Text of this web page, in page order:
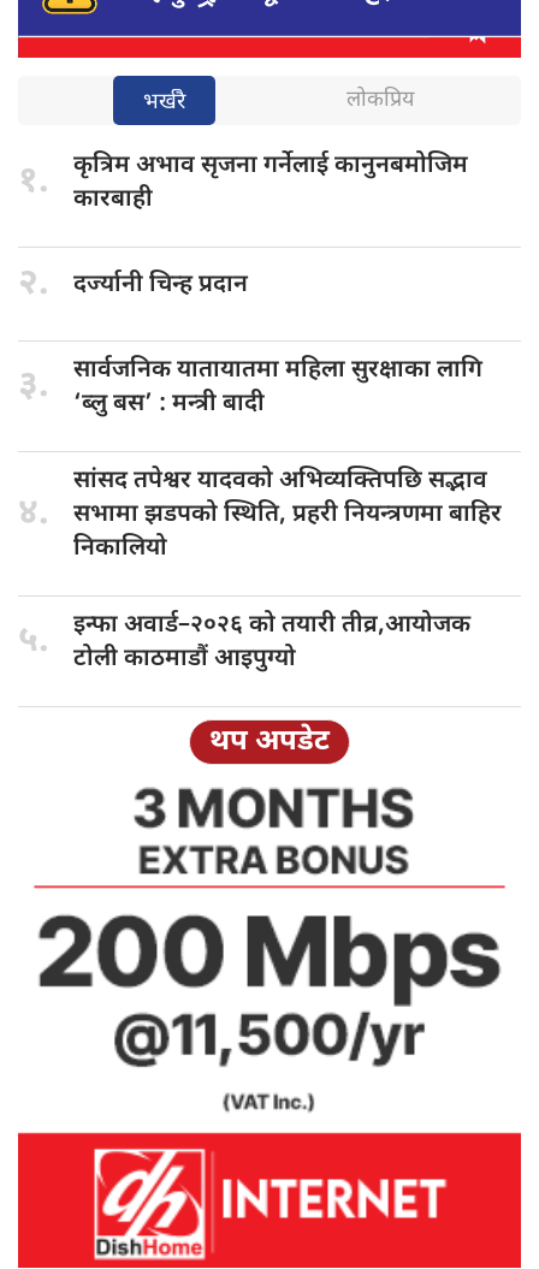
भर्खरै लोकप्रिय
१. कृत्रिम अभावसृजना गर्नेलाई कानुनबमोजिम
कारबाही
२. दर्ज्यानी चिन्हप्रदान
३. सार्वजनिक यातायातमामहिला सुरक्षाका लागि
‘ब्लु बस’ : मन्त्री बादी
४.
सांसद तपेश्वरयादवको अभिव्यक्तिपछि सद्भाव
सभामा झडपको स्थिति, प्रहरी नियन्त्रणमा बाहिर
निकालियो
५. इन्फा अवार्ड–२०२६ को तयारी तीव्र,आयोजक
टोली काठमाडौं आइपुग्यो
थप अपडेट